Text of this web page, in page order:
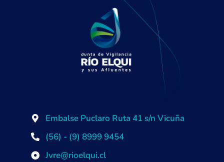
Embalse Puclaro Ruta 41 s/n Vicuña
(56) - (9) 8999 9454
Jvre@rioelqui.cl